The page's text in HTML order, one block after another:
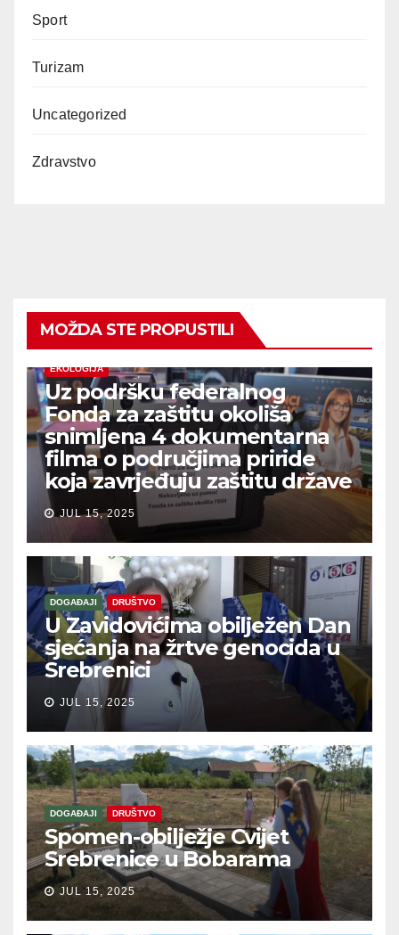
Sport
Turizam
Uncategorized
Zdravstvo
MOŽDA STE PROPUSTILI
EKOLOGIJA
Uz podršku federalnog
Fonda za zaštitu okoliša
snimljena 4 dokumentarna
filma o područjima priride
koja zavrjeđuju zaštitu države
JUL 15, 2025
DOGAĐAJI DRUŠTVO
U Zavidovićima obilježen Dan
sjećanja na žrtve genocida u
Srebrenici
JUL 15, 2025
DOGAĐAJI DRUŠTVO
Spomen-obilježje Cvijet
Srebrenice u Bobarama
JUL 15, 2025